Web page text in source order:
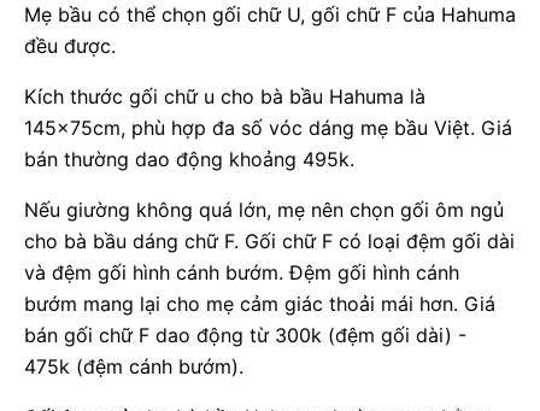
Mẹ bầu có thể chọn gối chữ U, gối chữ F của Hahuma
đều được.
Kích thước gối chữ u cho bà bầu Hahuma là
145x75cm, phù hợp đa số vóc dáng mẹ bầu Việt. Giá
bán thường dao động khoảng 495k.
Nếu giường không quá lớn, mẹ nên chọn gối ôm ngủ
cho bà bầu dáng chữ F. Gối chữ F có loại đệm gối dài
và đệm gối hình cánh bướm. Đệm gối hình cánh
bướm mang lại cho mẹ cảm giác thoải mái hơn. Giá
bán gối chữ F dao động từ 300k (đệm gối dài) -
475k (đệm cánh bướm).